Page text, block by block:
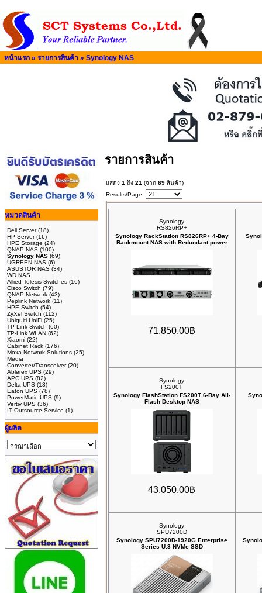
หน้าแรก » รายการสินค้า » Synology NAS
หมวดสินค้า
Dell Server(18)
HP Server(16)
HPE Storage (24)
QNAP NAS (100)
Synology NAS (69)
UGREEN NAS (6)
ASUSTOR NAS (34)
WD NAS
Allied Telesis Switches (16)
Cisco Switch (79)
QNAP Network (43)
Peplink Network (11)
HPE Switch (54)
ZyXel Switch (112)
Ubiquiti UniFi (25)
TP-Link Switch (60)
TP-Link WLAN (62)
Xiaomi (22)
Cabinet Rack (176)
Moxa Network Solutions (25)
Media
Converter/Transceiver(20)
Ablerex UPS (29)
APC UPS (82)
Delta UPS (13)
Eaton UPS (78)
PowerMatic UPS (9)
Vertiv UPS (36)
IT Outsource Service (1)
ผู้ผลิต
รายการสินค้า
แสดง 1 ถึง 21 (จาก 69 สินค้า)
Results/Page:
Synology
RS826RP+
Synology RackStation RS826RP+ 4-Bay
Rackmount NAS with Redundant power
71,850.00฿
Synology
FS200T
Synology FlashStation FS200T 6-Bay All-
Flash Desktop NAS
43,050.00฿
Synology
SPU7200D
Synology SPU7200D-1920G Enterprise
Series U.3 NVMe SSD